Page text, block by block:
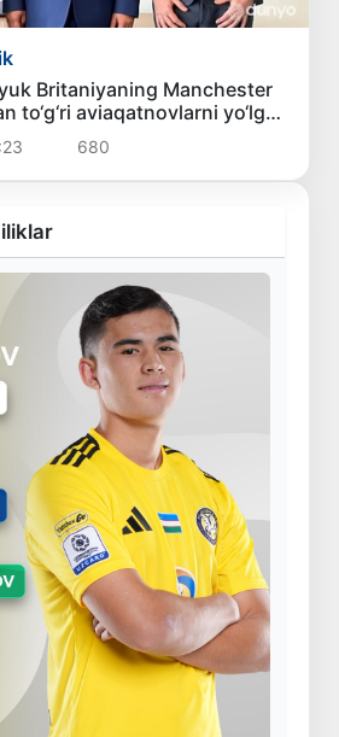
Britaniyaning Manchester
to‘g‘ri aviaqatnovlarni yo‘lga
chiqilmoqda
680